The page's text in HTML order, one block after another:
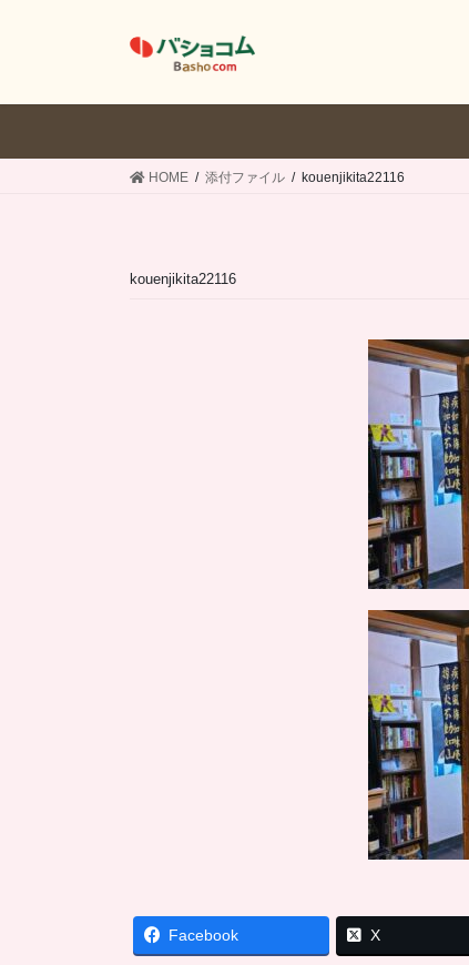
HOME 添付ファイル kouenjikita22116
kouenjikita22116
Facebook X